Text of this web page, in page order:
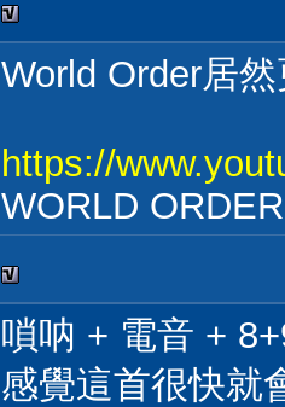
World Order居
https://
WORLD
嗩呐 + 電音 +
感覺這首很快就